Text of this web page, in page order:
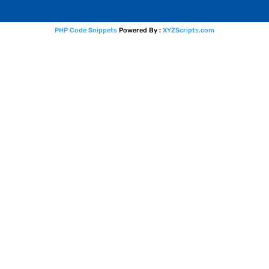
PHP Code Snippets Powered By : XYZScripts.com